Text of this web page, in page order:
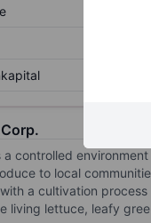
a controlled
to local
a cultivation
living lettuce, leafy